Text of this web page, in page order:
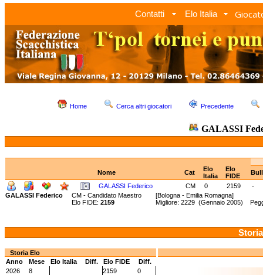
Contatti Elo Italia
Home Cerca altri giocatori Precedente
GALASSI
Nome Cat
Elo
Italia
Elo
FIDE
GALASSI Federico
CM 0 2159
-
GALASSI Federico
CM - Candidato Maestro [Bologna - Emilia Romagna]
Elo FIDE: 2159 Migliore: 2229 (Gennaio 2005)
Storia Elo
Anno
Mese Elo Italia Diff. Elo FIDE
Diff.
2026
8 2159
0